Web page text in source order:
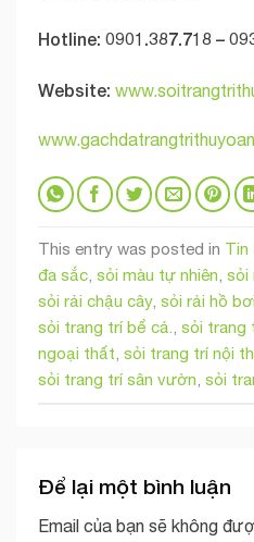
Hotline: 0901.387.718 –
Website:
This entry was posted in Tin
đa sắc sỏi màu tự nhiên sỏi
sỏi rải chậu cây, sỏi rải hồ bơi
sỏi trang trí bể cá. sỏi trang
ngoại thất sỏi trang trí nội
sỏi trang trí sân vườn sỏi
Để lại một bình luận
Email của bạn sẽ không